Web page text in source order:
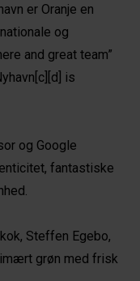
er Oranje en
og
and great team”
is
og Google
fantastiske
Steffen Egebo,
grøn med frisk